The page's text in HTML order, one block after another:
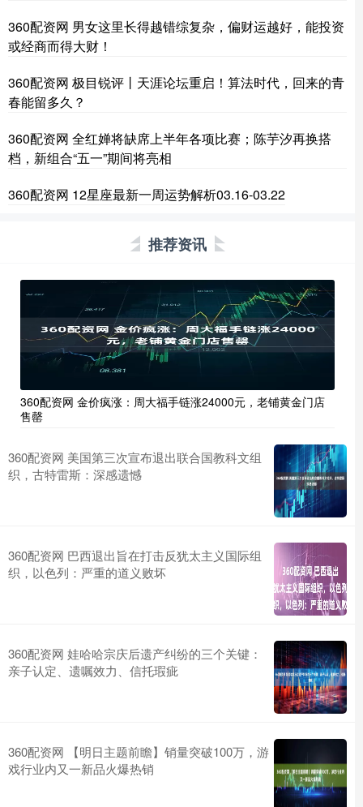
360配资网 男女这里长得越错综复杂，偏财运越好，能投资
或经商而得大财！
360配资网 极目锐评丨天涯论坛重启！算法时代，回来的青
春能留多久？
360配资网 全红婵将缺席上半年各项比赛；陈芋汐再换搭
档，新组合“五一”期间将亮相
360配资网 12星座最新一周运势解析03.16-03.22
推荐资讯
360配资网 金价疯涨：周大福手链涨24000元，老铺黄金门店
售罄
360配资网 美国第三次宣布退出联合国教科文组
织，古特雷斯：深感遗憾
360配资网 巴西退出旨在打击反犹太主义国际组
织，以色列：严重的道义败坏
360配资网 娃哈哈宗庆后遗产纠纷的三个关键：
亲子认定、遗嘱效力、信托瑕疵
360配资网 【明日主题前瞻】销量突破100万，游
戏行业内又一新品火爆热销